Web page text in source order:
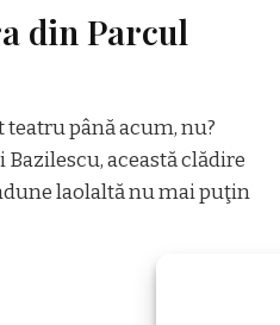
din Parcul
până acum, nu?
această clădire
laolaltă nu mai puţin